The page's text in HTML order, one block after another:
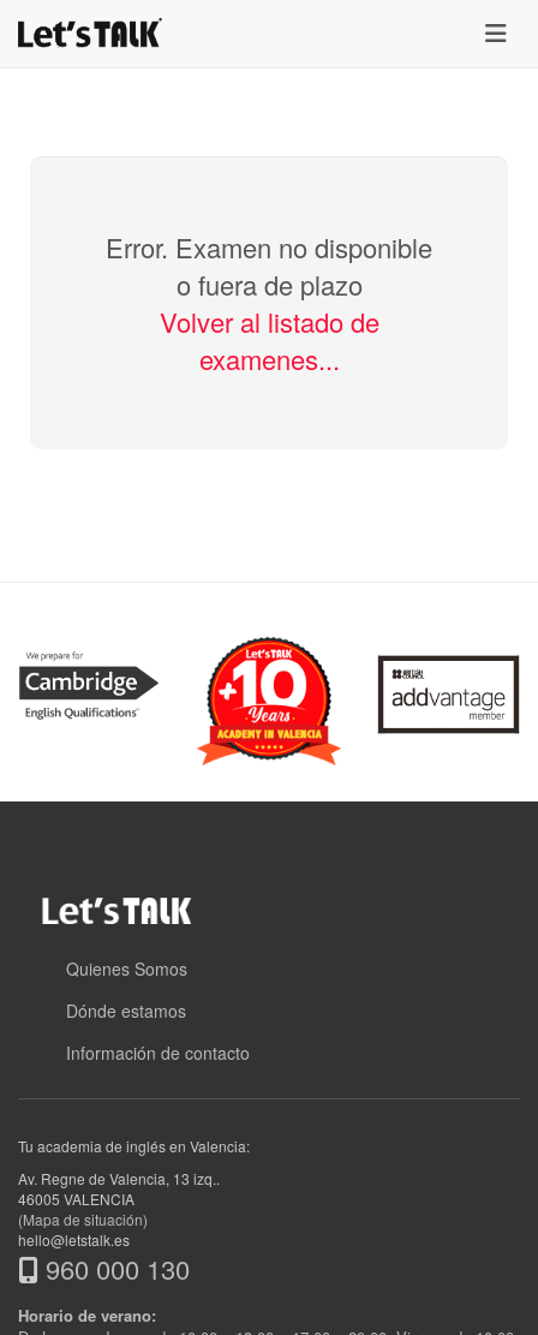
menu
Error. Examen no disponible
o fuera de plazo
Volver al listado de
examenes...
Quienes Somos
Dónde estamos
Información de contacto
Tu academia de inglés en Valencia:
Av. Regne de Valencia, 13 izq..
46005 VALENCIA
(Mapa de situación)
hello@letstalk.es
960 000 130
Horario de verano: